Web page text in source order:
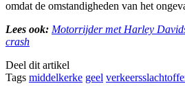
omdat de omstandigheden van het
Lees ook: Motorrijder met Harley
crash
Deel dit artikel
Tags middelkerke geel